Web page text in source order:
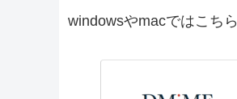
windowsやmacではこちら